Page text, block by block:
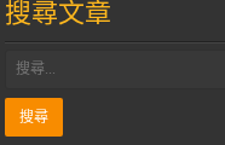
搜尋文章